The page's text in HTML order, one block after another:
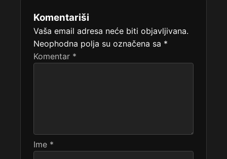
Komentariši
Vaša email adresa neće biti objavljivana.
Neophodna polja su označena sa *
Komentar *
Ime *